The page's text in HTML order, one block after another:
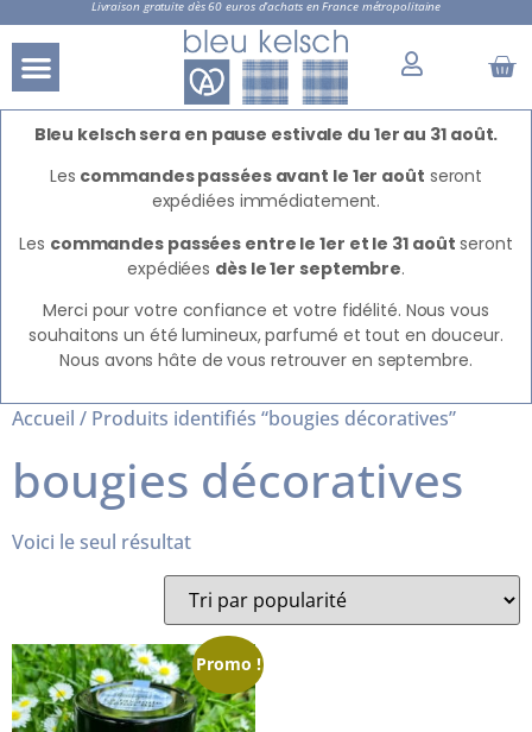
Livraison gratuite dès 60 euros d’achats en France métropolitaine
Bleu kelsch sera en pause estivale du 1er au 31 août.
Les commandes passées avant le 1er août seront
expédiées immédiatement.
Les commandes passées entre le 1er et le 31 août seront
expédiées dès le 1er septembre.
Merci pour votre confiance et votre fidélité. Nous vous
souhaitons un été lumineux, parfumé et tout en douceur.
Nous avons hâte de vous retrouver en septembre.
Accueil / Produits identifiés “bougies décoratives”
bougies décoratives
Voici le seul résultat
Promo !